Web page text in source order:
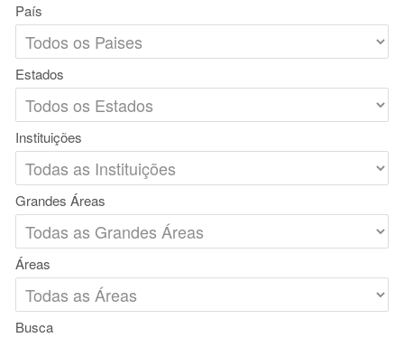
País
Estados
Instituições
Grandes Áreas
Áreas
Busca